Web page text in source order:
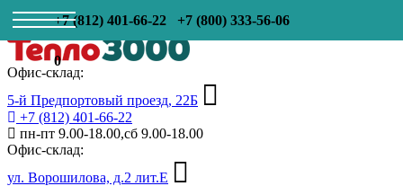
+7 (812) 401-66-22 +7 (800) 333-56-06
0
Офис-склад:
5-й Предпортовый проезд, 22Б
+7 (812) 401-66-22
пн-пт 9.00-18.00,сб 9.00-18.00
Офис-склад:
ул. Ворошилова, д.2 лит.Е